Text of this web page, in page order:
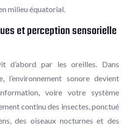
milieu équatorial.
et perception sensorielle
d’abord par les oreilles. Dans
l’environnement sonore devient
voire votre système
continu des insectes, ponctué
des oiseaux nocturnes et des